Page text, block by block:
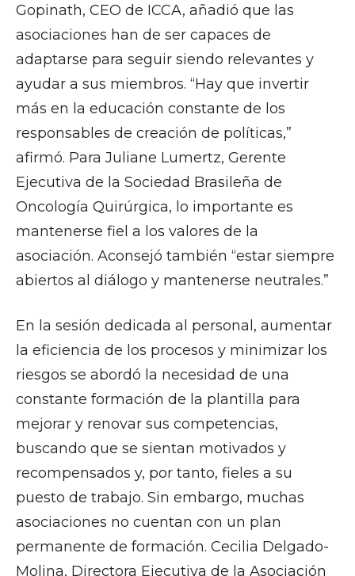
Gopinath, CEO de ICCA, añadió que las
asociaciones han de ser capaces de
adaptarse para seguir siendo relevantes y
ayudar a sus miembros. “Hay que invertir
más en la educación constante de los
responsables de creación de políticas,”
afirmó. Para Juliane Lumertz, Gerente
Ejecutiva de la Sociedad Brasileña de
Oncología Quirúrgica, lo importante es
mantenerse fiel a los valores de la
asociación. Aconsejó también “estar siempre
abiertos al diálogo y mantenerse neutrales.”
En la sesión dedicada al personal, aumentar
la eficiencia de los procesos y minimizar los
riesgos se abordó la necesidad de una
constante formación de la plantilla para
mejorar y renovar sus competencias,
buscando que se sientan motivados y
recompensados y, por tanto, fieles a su
puesto de trabajo. Sin embargo, muchas
asociaciones no cuentan con un plan
permanente de formación. Cecilia Delgado-
Molina, Directora Ejecutiva de la Asociación